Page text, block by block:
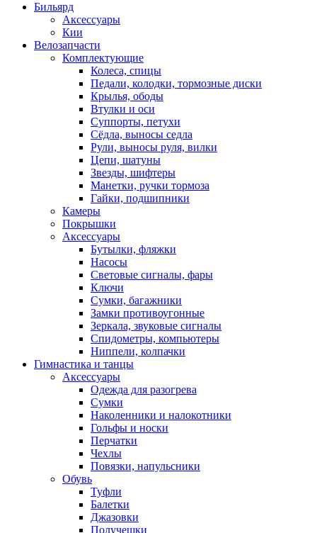
Бильярд
Аксессуары
Кии
Велозапчасти
Комплектующие
Колеса, спицы
Педали, колодки, тормозные диски
Крылья, ободы
Втулки и оси
Суппорты, петухи
Сёдла, выносы седла
Рули, выносы руля, вилки
Цепи, шатуны
Звезды, шифтеры
Манетки, ручки тормоза
Гайки, подшипники
Камеры
Покрышки
Аксессуары
Бутылки, фляжки
Насосы
Световые сигналы, фары
Ключи
Сумки, багажники
Замки противоугонные
Зеркала, звуковые сигналы
Спидометры, компьютеры
Ниппели, колпачки
Гимнастика и танцы
Аксессуары
Одежда для разогрева
Сумки
Наколенники и налокотники
Гольфы и носки
Перчатки
Чехлы
Повязки, напульсники
Обувь
Туфли
Балетки
Джазовки
Получешки